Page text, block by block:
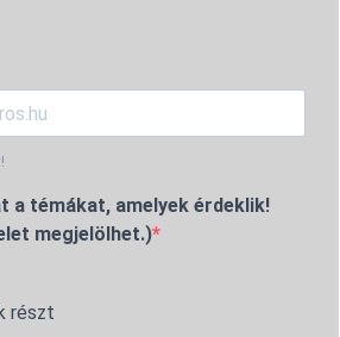
a témákat, amelyek érdeklik!
megjelölhet.)
részt